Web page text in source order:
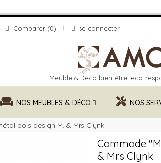
Comparer 0 se connecter
Meuble & Déco bien-être, éco-
NOS MEUBLES & DÉCO NOS
bois design M. & Mrs Clynk
Commode
& Mrs Clynk